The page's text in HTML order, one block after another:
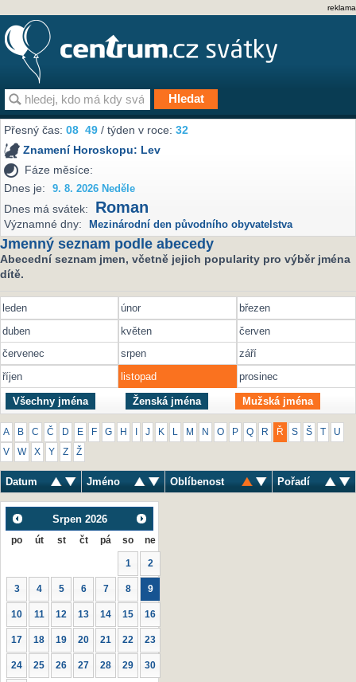
reklama
Přesný čas:08 49 / týden v roce:32
Znamení Horoskopu: Lev
Fáze měsíce:
Dnes je:
9. 8. 2026 Neděle
Dnes má svátek: Roman
Významné dny: Mezinárodní den původního obyvatelstva
Jmenný seznam podle abecedy
Abecední seznam jmen, včetně jejich popularity pro výběr jména
dítě.
leden únor
březen
duben
květen
červen
červenec
srpen
září
říjen
listopad prosinec
Všechny jména Ženská jména Mužská jména
A B C Č D E F G H J K M N O P Q R Ř S Š U
V W X Y Z Ž
Datum Jméno Oblíbenost Pořadí
Srpen 2026
po út st čt pá so ne
1 2
3 4 5 6 7 8 9
10 11 12 13 14 15 16
17 18 19 20 21 22 23
24 25 26 27 28 29 30